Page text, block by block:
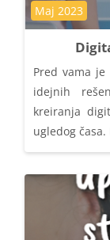
Kategorija kursa
Maj 2023
Pred vama
idejnih
kreiranja
ugledog